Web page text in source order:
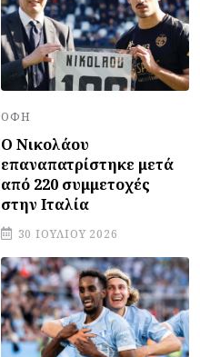
ΟΦΗ
Ο Νικολάου
επαναπατρίστηκε μετά
από 220 συμμετοχές
στην Ιταλία
30 ΙΟΥΛΊΟΥ 2026